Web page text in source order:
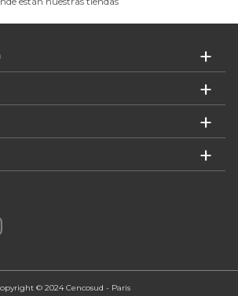
© 2024 Cencosud - Paris